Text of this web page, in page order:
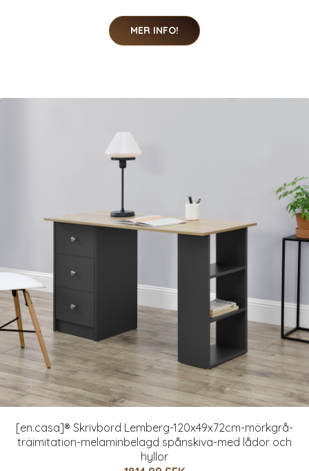
MER INFO!
[en.casa]® Skrivbord Lemberg-120x49x72cm-mörkgrå-
träimitation-melaminbelagd spånskiva-med lådor och
hyllor